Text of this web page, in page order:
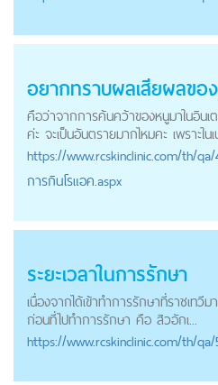
อยากทราบผลเสียผลขอ
คือว่าจากการค้นคว้าของหนูมาในอิน
ค่ะ จะเป็นอันตรายมากไหมคะ เพราะในเ
https://www.rcskinclinic.com/th/qa/
การกินโรแอค.aspx
ระยะเวลาในการรักษา
เนื่องจากได้เข้าทำการรักษาที่ราชเทวี
ก่อนที่ไปทำการรักษา คือ สิวอักเ...
https://www.rcskinclinic.com/th/qa/